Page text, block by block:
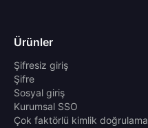
Ürünler
Şifresiz giriş
Şifre
Sosyal giriş
Kurumsal SSO
Çok faktörlü kimlik doğrulama